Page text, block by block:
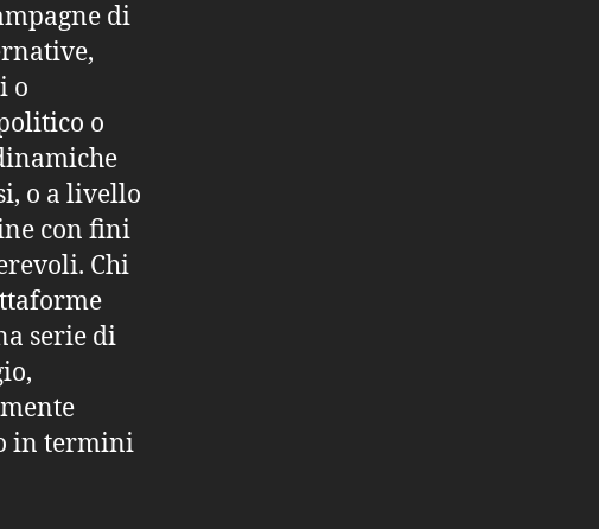
di
o
o
o a livello
con fini
Chi
serie di
in termini